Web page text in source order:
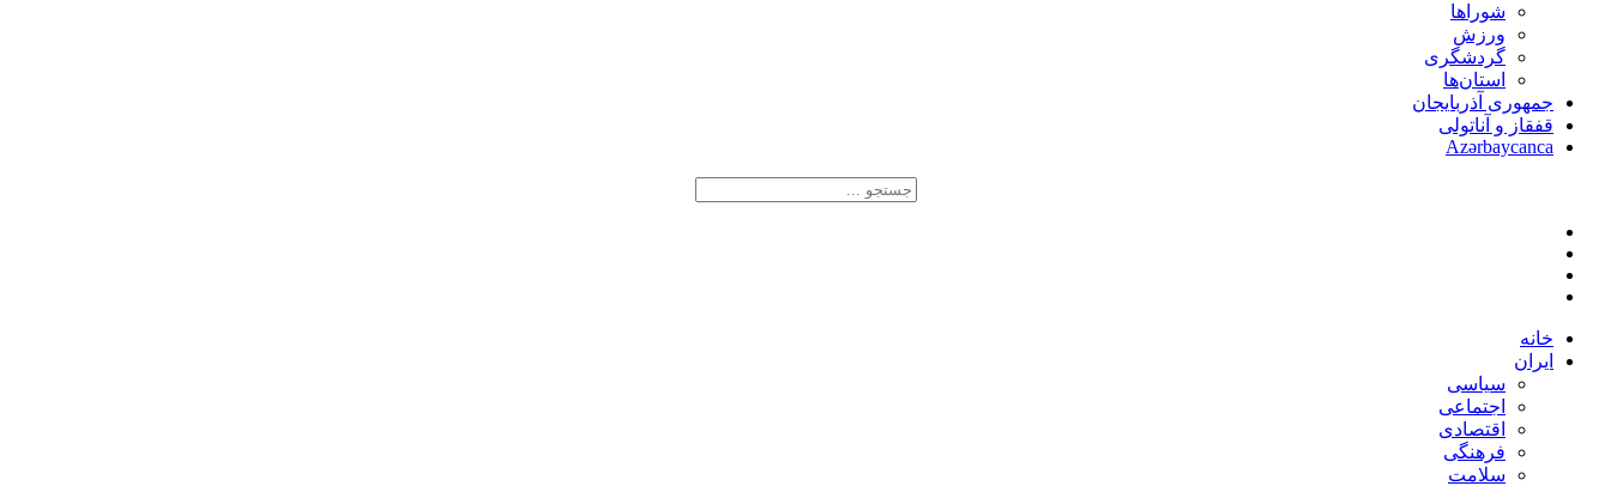
شوراها
ورزش
گردشگری
استان‌ها
جمهوری آذربایجان
قفقاز و آناتولی
Azərbaycanca
خانه
ایران
سیاسی
اجتماعی
اقتصادی
فرهنگی
سلامت